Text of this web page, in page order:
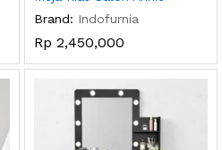
Brand: Indofurnia
Rp 2,450,000